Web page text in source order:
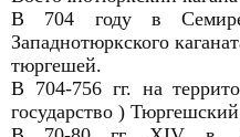
В 704 году в
Западнотюркского
тюргешей.
В 704-756 гг. на
государство ) Тюргешский